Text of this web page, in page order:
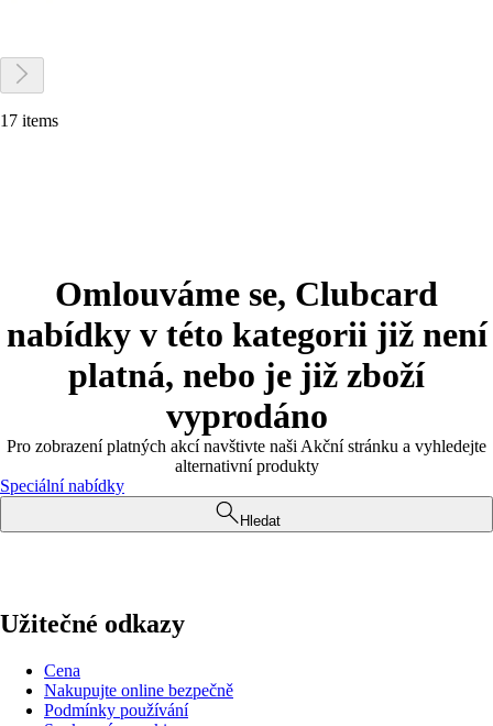
17 items
Omlouváme se, Clubcard
nabídky v této kategorii již není
platná, nebo je již zboží
vyprodáno
Pro zobrazení platných akcí navštivte naši Akční stránku a vyhledejte
alternativní produkty
Speciální nabídky
Hledat
Užitečné odkazy
Cena
Nakupujte online bezpečně
Podmínky používání